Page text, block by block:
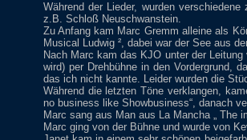
Während der Lieder, wurden
z.B. Schloß Neuschwanstein.
Zu Anfang kam Marc Gremm alleine als
Musical Ludwig ², dabei war der See aus
Nach Marc kam das KJO unter der
wird) per Drehbühne in den Vordergrund,
das ich nicht kannte. Leider wurden die
Während die letzten Töne verklangen,
no business like Showbusiness“, danach
Marc sang aus Man aus La Mancha „ The
Marc ging von der Bühne und wurde von